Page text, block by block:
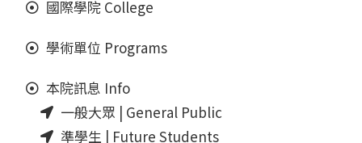
國際學院 College
學術單位 Programs
本院訊息 Info
一般大眾 | General Public
準學生 | Future Students